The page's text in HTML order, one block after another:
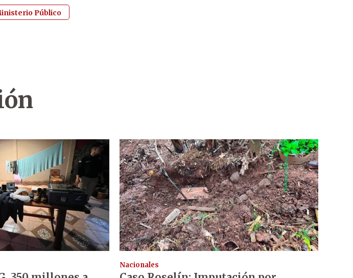
Público
Nacionales